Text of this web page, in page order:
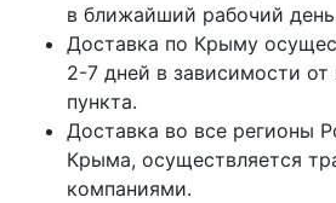
в ближайший рабочий
Доставка по Крыму
2-7 дней в зависимости от
пункта.
Доставка во все регионы
Крыма, осуществляется
компаниями.